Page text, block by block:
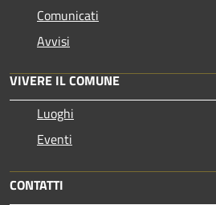
Comunicati
Avvisi
VIVERE IL COMUNE
Luoghi
Eventi
CONTATTI